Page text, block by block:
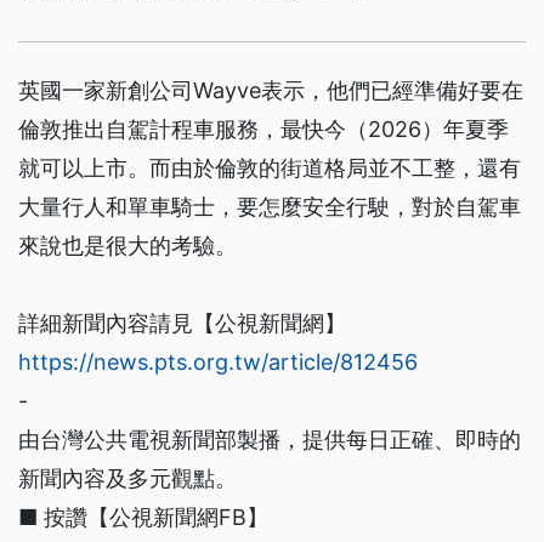
英國一家新創公司Wayve表示，他們已經準備好要在
倫敦推出自駕計程車服務，最快今（2026）年夏季
就可以上市。而由於倫敦的街道格局並不工整，還有
大量行人和單車騎士，要怎麼安全行駛，對於自駕車
來說也是很大的考驗。
詳細新聞內容請見【公視新聞網】
https://news.pts.org.tw/article/812456
-
由台灣公共電視新聞部製播，提供每日正確、即時的
新聞內容及多元觀點。
■ 按讚【公視新聞網FB】